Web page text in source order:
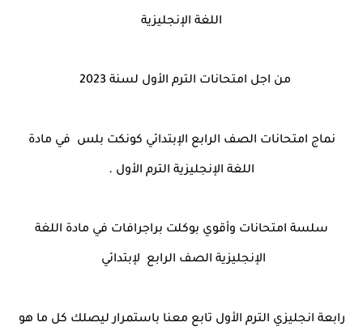
اللغة الإنجليزية
من اجل امتحانات الترم الأول لسنة 2023
نماج امتحانات الصف الرابع الإبتدائي كونكت بلس في مادة
اللغة الإنجليزية الترم الأول .
سلسة امتحانات وأقوي بوكلت براجرافات في مادة اللغة
الإنجليزية الصف الرابع لإبتدائي
رابعة انجليزي الترم الأول تابع معنا باستمرار ليصلك كل ما هو